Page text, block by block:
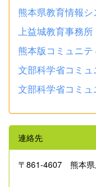
熊本県教育情報シ
上益城教育事務所
熊本版コミュニ
文部科学省コミ
文部科学省コミ
連絡先
〒861‐4607 熊本県